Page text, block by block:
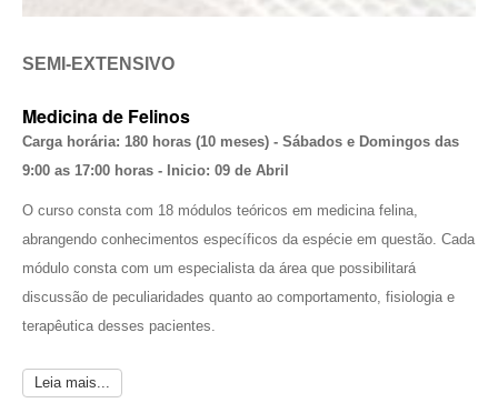
SEMI-EXTENSIVO
Medicina de Felinos
Carga horária: 180 horas (10 meses) - Sábados e Domingos das
9:00 as 17:00 horas - Inicio: 09 de Abril
O curso consta com 18 módulos teóricos em medicina felina,
abrangendo conhecimentos específicos da espécie em questão. Cada
módulo consta com um especialista da área que possibilitará
discussão de peculiaridades quanto ao comportamento, fisiologia e
terapêutica desses pacientes.
Leia mais...